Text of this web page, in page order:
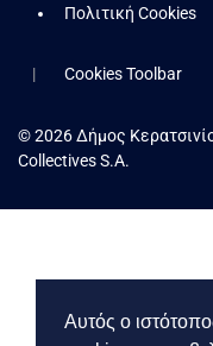
Πολιτική Cookies
Cookies Toolbar
© 2026 Δήμος
Collectives S.A.
Αυτός ο